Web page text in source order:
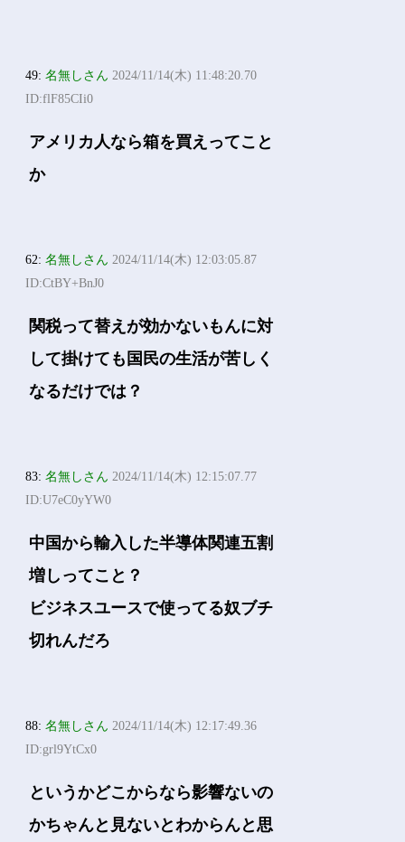
49:名無しさん 2024/11/14(木) 11:48:20.70
ID:flF85CIi0
アメリカ人なら箱を買えってこと
か
62:名無しさん 2024/11/14(木) 12:03:05.87
ID:CtBY+BnJ0
関税って替えが効かないもんに対
して掛けても国民の生活が苦しく
なるだけでは？
83:名無しさん 2024/11/14(木) 12:15:07.77
ID:U7eC0yYW0
中国から輸入した半導体関連五割
増しってこと？
ビジネスユースで使ってる奴ブチ
切れんだろ
88:名無しさん 2024/11/14(木) 12:17:49.36
ID:grl9YtCx0
というかどこからなら影響ないの
かちゃんと見ないとわからんと思